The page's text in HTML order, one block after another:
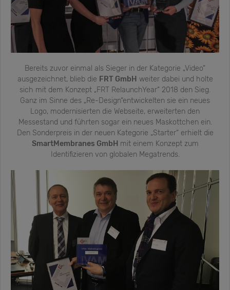
Bereits zuvor einmal als Sieger in der Kategorie „Video“
ausgezeichnet, blieb die FRT GmbH weiter dabei und holte
sich mit dem Konzept „FRT RelaunchYear“ 2018 den Sieg.
Ganz im Sinne des „Re-Design“entwickelten sie ein neues
Logo, modernisierten die Webseite, erweiterten den
Messestand und führten sogar ein neues Maskottchen ein.
Den Sonderpreis in der neuen Kategorie „Starter“ erhielt die
SmartMembranes GmbH mit einem Konzept zum
Identifizieren von globalen Megatrends.